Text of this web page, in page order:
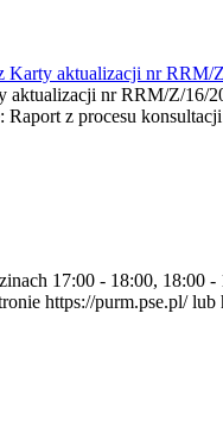
Karty aktualizacji nr RRM/
nr RRM/Z/
Raport z procesu
17:00 - 18:00,
https://purm.pse.pl/